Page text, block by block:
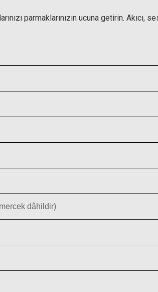
parmaklarınızın ucuna getirin. Akıcı,
dâhildir)